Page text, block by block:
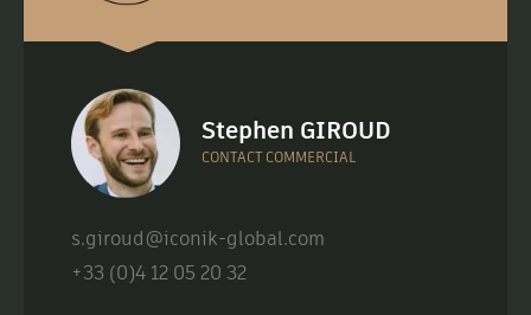
Stephen GIROUD
CONTACT COMMERCIAL
s.giroud@iconik-global.com
+33 (0)4 12 05 20 32